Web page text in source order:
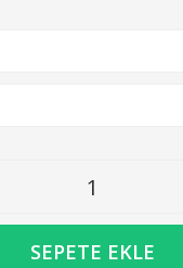
SEPETE EKLE